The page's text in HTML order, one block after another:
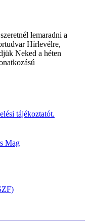
lemaradni a
Hírlevélre,
Neked a héten
tájékoztatót.
Mag